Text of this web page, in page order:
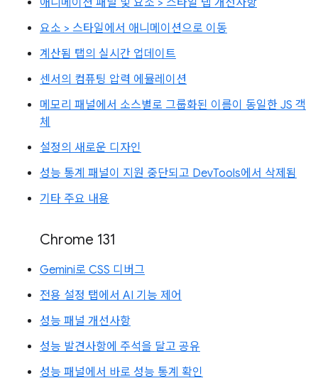
애니메이션 패널 및 요소 > 스타일 탭 개선사항
요소 > 스타일에서 애니메이션으로 이동
계산됨 탭의 실시간 업데이트
센서의 컴퓨팅 압력 에뮬레이션
메모리 패널에서 소스별로 그룹화된 이름이 동일한 JS 객
체
설정의 새로운 디자인
성능 통계 패널이 지원 중단되고 DevTools에서 삭제됨
기타 주요 내용
Chrome 131
Gemini로 CSS 디버그
전용 설정 탭에서 AI 기능 제어
성능 패널 개선사항
성능 발견사항에 주석을 달고 공유
성능 패널에서 바로 성능 통계 확인